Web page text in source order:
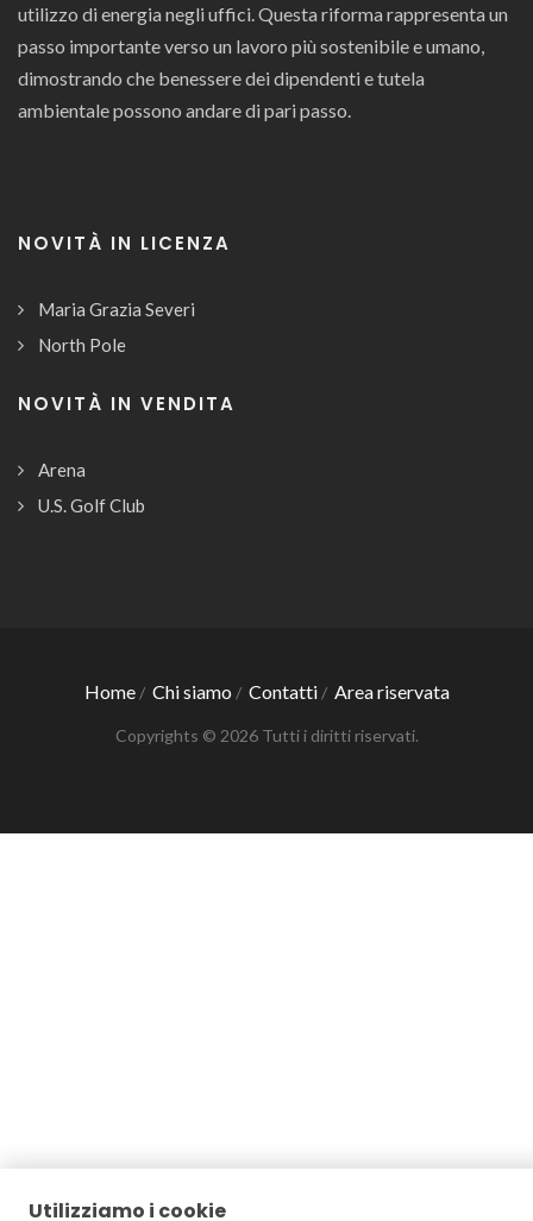
utilizzo di energia negli uffici. Questa riforma rappresenta un
passo importante verso un lavoro più sostenibile e umano,
dimostrando che benessere dei dipendenti e tutela
ambientale possono andare di pari passo.
NOVITÀ IN LICENZA
Maria Grazia Severi
North Pole
NOVITÀ IN VENDITA
Arena
U.S. Golf Club
Home / Chi siamo / Contatti / Area riservata
Copyrights © 2026 Tutti i diritti riservati.
Utilizziamo i cookie